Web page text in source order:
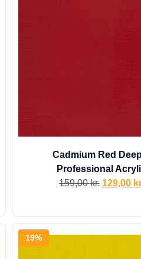
Cadmium Red
Professional
159,00kr. 129,00
19%